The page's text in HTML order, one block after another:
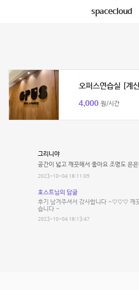
spacecloud
오퍼스연습실 [계
4,000 원/시간
그리니야
공간이 넓고 깨끗해서 좋아요 조명도 은
2023-10-04 18:11:05
호스트님의 답글
후기 남겨주셔서 감사합니다 ~♡♡♡ 깨
습니다 ~
2023-10-04 18:13:47